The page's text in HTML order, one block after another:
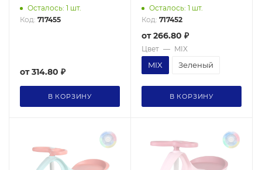
Осталось: 1 шт.
Код: 717455
от314.80 ₽
В КОРЗИНУ
Осталось: 1 шт.
Код: 717452
от266.80 ₽
В КОРЗИНУ
Цвет — MIX
MIX Зеленый